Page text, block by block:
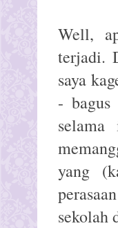
Well,
terjadi.
saya
-
yang
sekolah